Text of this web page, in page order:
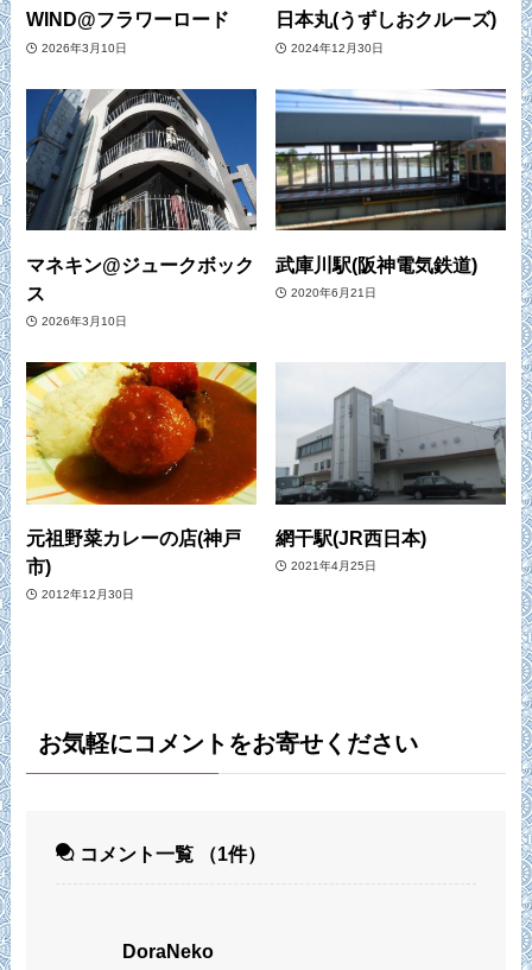
WIND@フラワーロード
2026年3月10日
日本丸(うずしおクルーズ)
2024年12月30日
マネキン@ジュークボック
ス
2026年3月10日
武庫川駅(阪神電気鉄道)
2020年6月21日
元祖野菜カレーの店(神戸
市)
2012年12月30日
網干駅(JR西日本)
2021年4月25日
お気軽にコメントをお寄せください
コメント一覧 （1件）
DoraNeko